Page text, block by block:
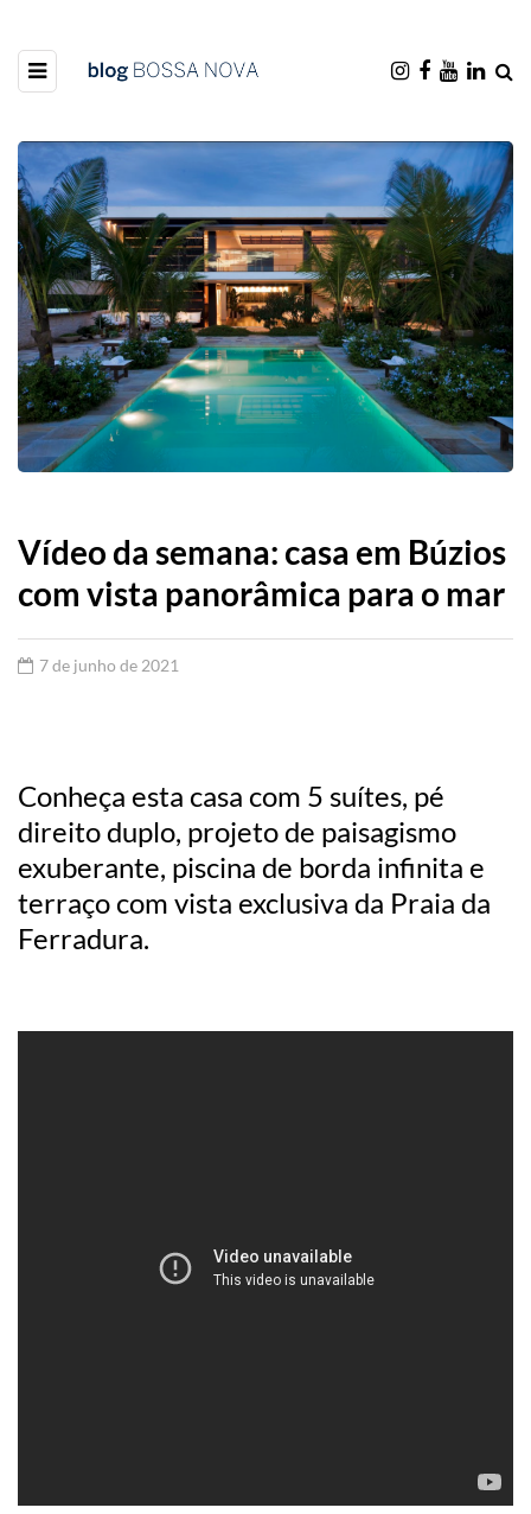
Vídeo da semana: casa em Búzios
com vista panorâmica para o mar
7 de junho de 2021
Conheça esta casa com 5 suítes, pé
direito duplo, projeto de paisagismo
exuberante, piscina de borda infinita e
terraço com vista exclusiva da Praia da
Ferradura.